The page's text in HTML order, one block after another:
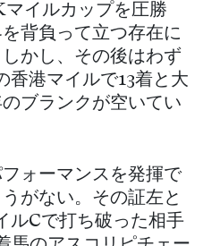
イルカップを圧勝
背負って立つ存在に
かし、その後はわず
香港マイルで13着と大
ブランクが空いてい
ォーマンスを発揮で
がない。その証左と
ルCで打ち破った相手